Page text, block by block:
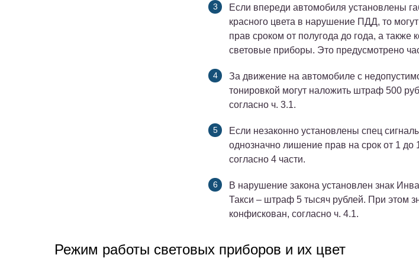
Если впереди автомобиля установлены
красного цвета в нарушение ПДД, то
прав сроком от полугода до года, а также
световые приборы. Это предусмотрено
За движение на автомобиле с
тонировкой могут наложить штраф 500
согласно ч. 3.1.
Если незаконно установлены спец
однозначно лишение прав на срок от 1 до
согласно 4 части.
В нарушение закона установлен знак
Такси – штраф 5 тысяч рублей. При этом
конфискован, согласно ч. 4.1.
Режим работы световых приборов и их цвет